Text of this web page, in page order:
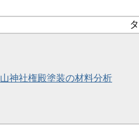
神社権殿塗装の材料分析